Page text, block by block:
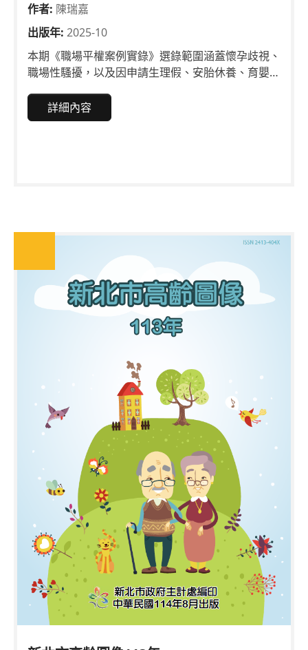
作者: 陳瑞嘉
出版年: 2025-10
本期《職場平權案例實錄》選錄範圍涵蓋懷孕歧視、
職場性騷擾，以及因申請生理假、安胎休養、育嬰留
究，深入解析「職場平權」範疇的疑難問題。希冀成
為勞工與雇主的重要參考，打造性別友善及多元包容
詳細內容